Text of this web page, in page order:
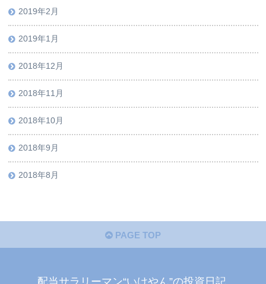
2019年2月
2019年1月
2018年12月
2018年11月
2018年10月
2018年9月
2018年8月
PAGE TOP
配当サラリーマン“いけやん”の投資日記 ​